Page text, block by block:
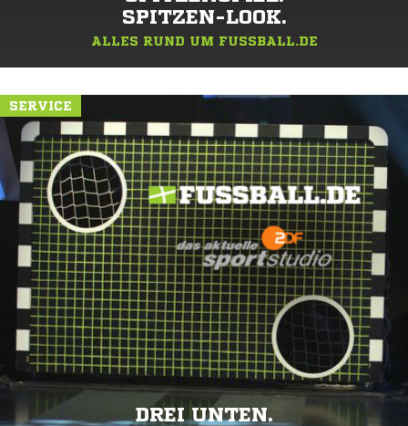
SPITZEN-LOOK.
ALLES RUND UM FUSSBALL.DE
SERVICE
DREI UNTEN.